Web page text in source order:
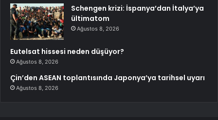
Schengen krizi: İspanya’dan İtalya’ya
ültimatom
Ağustos 8, 2026
Eutelsat hissesi neden düşüyor?
Ağustos 8, 2026
Çin’den ASEAN toplantısında Japonya’ya tarihsel uyarı
Ağustos 8, 2026